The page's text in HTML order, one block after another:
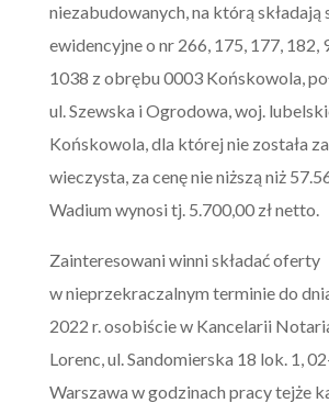
niezabudowanych, na którą składają
ewidencyjne o nr 266, 175, 177, 182,
1038 z obrębu 0003 Końskowola,
ul. Szewska i Ogrodowa, woj.
Końskowola, dla której nie została
wieczysta, za cenę nie niższą niż
Wadium wynosi tj. 5.700,00 zł netto.
Zainteresowani winni składać oferty
w nieprzekraczalnym terminie do
2022 r. osobiście w Kancelarii
Lorenc, ul. Sandomierska 18 lok. 1,
Warszawa w godzinach pracy tejże